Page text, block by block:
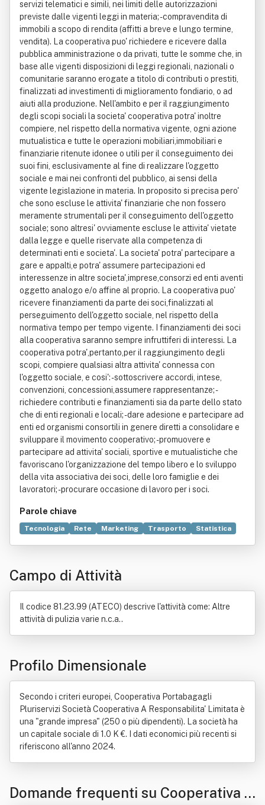
Parole chiave
Tecnologia Rete Marketing Trasporto
Statistica
Commercio
Compravendita
Manutenzione
Campo di Attività
Il codice 81.23.99 (ATECO) descrive l'attività come: Altre
attività di pulizia varie n.c.a..
Profilo Dimensionale
Secondo i criteri europei, Cooperativa Portabagagli
Pluriservizi Società Cooperativa A Responsabilita' Limitata è
una "grande impresa" (250 o più dipendenti). La società ha
un capitale sociale di 1.0 K €. I dati economici più recenti si
riferiscono all'anno 2024.
Domande frequenti su Cooperativa P